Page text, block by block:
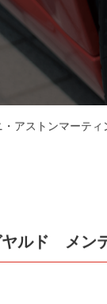
アストンマーテ
ルド メン